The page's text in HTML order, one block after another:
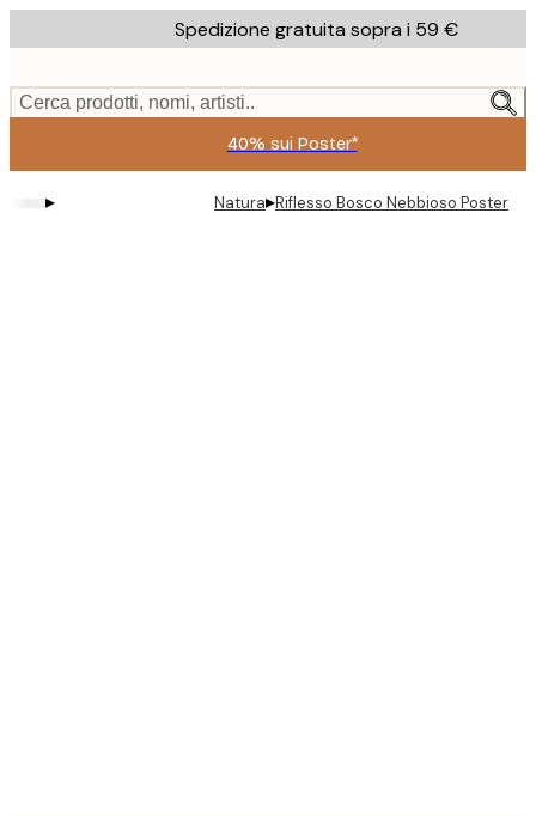
to
content.
Spedizione gratuita sopra i 59 €
Cerca prodotti, nomi, artisti..
40% sui Poster*
▸ Natura▸Riflesso Bosco Nebbioso Poster